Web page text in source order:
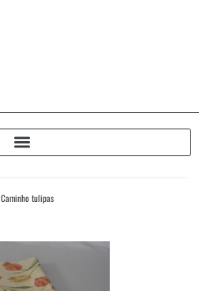
Caminho tulipas